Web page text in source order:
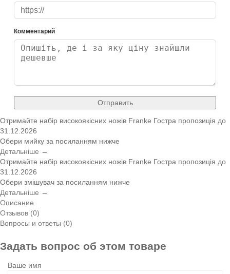
Комментарий
Отправить
Отримайте набір високоякісних ножів Franke Гостра пропозиція до
31.12.2026
Обери мийку за посиланням нижче
Детальніше →
Отримайте набір високоякісних ножів Franke Гостра пропозиція до
31.12.2026
Обери змішувач за посиланням нижче
Детальніше →
Описание
Отзывов (0)
Вопросы и ответы (0)
Задать вопрос об этом товаре
Ваше имя